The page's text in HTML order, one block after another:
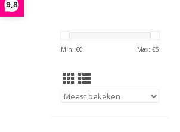
9,8
Min: €0 Max: €5